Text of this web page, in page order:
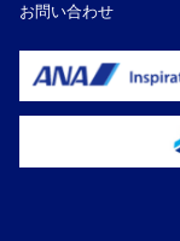
お問い合わせ